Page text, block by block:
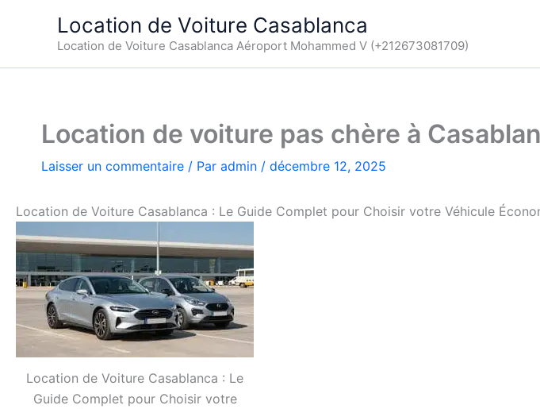
Location de Voiture Casablanca
Location de Voiture Casablanca Aéroport Mohammed V (+212673081709)
Location de voiture pas chère à
Laisser un commentaire / Par admin / décembre 12, 2025
Location de Voiture Casablanca : Le Guide Complet pour Choisir votre Véhicule
Location de Voiture Casablanca : Le
Guide Complet pour Choisir votre